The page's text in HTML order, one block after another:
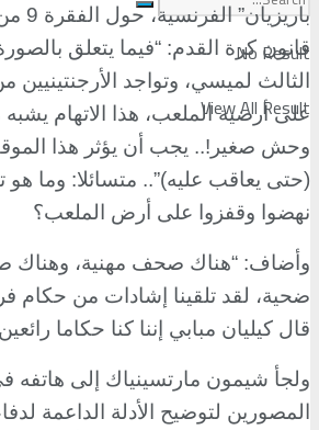
No Result
View All Result
قانون كرة القدم: “فيما يتعلق
الثالث لميسي، وتواجد الأرجنتينيين
على أرضية الملعب، هذا الاتهام
وحش صغير!.. يجب أن يؤثر هذا
(حتى يعاقب عليه)”.. متسائلا: وما هو
نهضوا وقفزوا على أرض الملعب؟
وأضاف: “هناك صحف مهنية،
ضحية، لقد تلقينا إشادات من حكام
قال كيليان مبابي إننا كنا حكاما رائعين
ولجأ شيمون مارتسينياك إلى هاتفه
المصورين لتوضيح الأدلة الداعمة